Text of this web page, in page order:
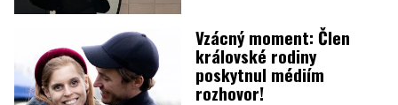
Vzácný moment: Člen
královské rodiny
poskytnul médiím
rozhovor!